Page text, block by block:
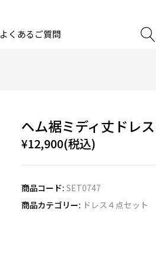
よくあるご質問
ヘム裾ミディ丈ドレス
¥12,900(税込)
商品コード: SET0747
商品カテゴリー: ドレス４点セット